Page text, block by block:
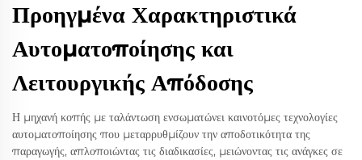
Προηγμένα Χαρακτηριστικά
Αυτοματοποίησης και
Λειτουργικής Απόδοσης
Η μηχανή κοπής με ταλάντωση ενσωματώνει καινοτόμες τεχνολογίες
αυτοματοποίησης που μεταρρυθμίζουν την αποδοτικότητα της
παραγωγής, απλοποιώντας τις διαδικασίες, μειώνοντας τις ανάγκες σε